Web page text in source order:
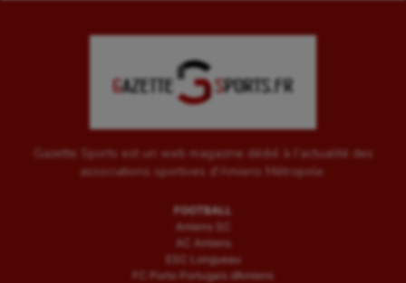
Gazette Sports est un web magazine dédié à l'actualité des
associations sportives d'Amiens Métropole.
FOOTBALL
Amiens SC
AC Amiens
ESC Longueau
FC Porto Portugais d’Amiens